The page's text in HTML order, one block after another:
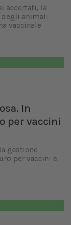
accertati, la
degli animali
vaccinale
In
per vaccini
gestione
per vaccini e